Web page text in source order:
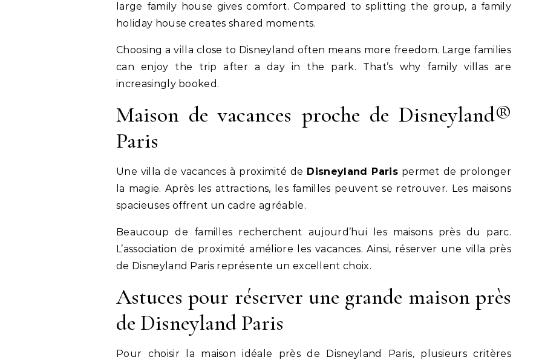
large family house gives comfort. Compared to splitting the group, a family
holiday house creates shared moments.
Choosing a villa close to Disneyland often means more freedom. Large families
can enjoy the trip after a day in the park. That’s why family villas are
increasingly booked.
Maison de vacances proche de Disneyland®
Paris
Une villa de vacances à proximité de Disneyland Paris permet de prolonger
la magie. Après les attractions, les familles peuvent se retrouver. Les maisons
spacieuses offrent un cadre agréable.
Beaucoup de familles recherchent aujourd’hui les maisons près du parc.
L’association de proximité améliore les vacances. Ainsi, réserver une villa près
de Disneyland Paris représente un excellent choix.
Astuces pour réserver une grande maison près
de Disneyland Paris
Pour choisir la maison idéale près de Disneyland Paris, plusieurs critères